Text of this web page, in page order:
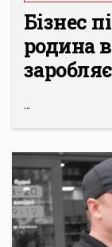
Бізнес
родина
...